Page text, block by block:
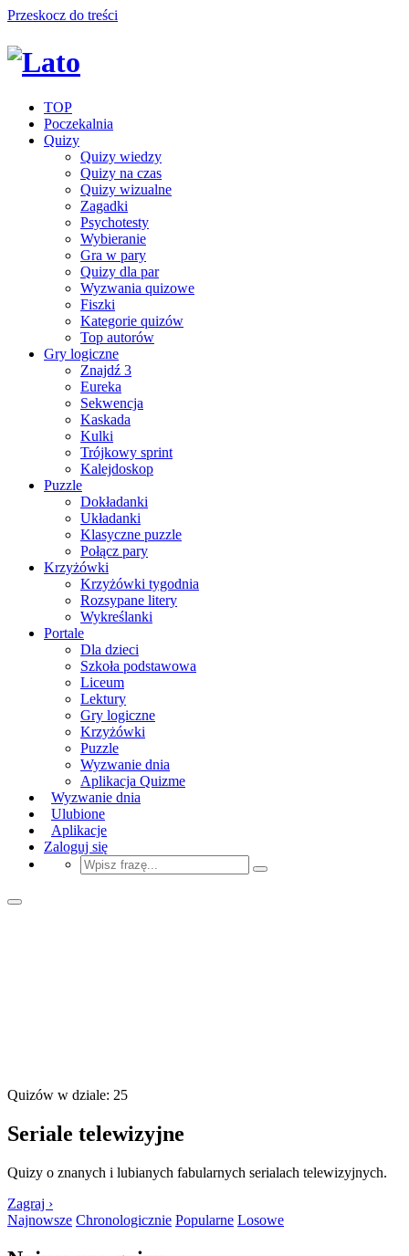
Przeskocz do treści
TOP
Poczekalnia
Quizy
Quizy wiedzy
Quizy na czas
Quizy wizualne
Zagadki
Psychotesty
Wybieranie
Gra w pary
Quizy dla par
Wyzwania quizowe
Fiszki
Kategorie quizów
Top autorów
Gry logiczne
Znajdź 3
Eureka
Sekwencja
Kaskada
Kulki
Trójkowy sprint
Kalejdoskop
Puzzle
Dokładanki
Układanki
Klasyczne puzzle
Połącz pary
Krzyżówki
Krzyżówki tygodnia
Rozsypane litery
Wykreślanki
Portale
Dla dzieci
Szkoła podstawowa
Liceum
Lektury
Gry logiczne
Krzyżówki
Puzzle
Wyzwanie dnia
Aplikacja Quizme
Wyzwanie dnia
Ulubione
Aplikacje
Zaloguj się
Quizów w dziale: 25
Seriale telewizyjne
Quizy o znanych i lubianych fabularnych serialach telewizyjnych.
Zagraj ›
Najnowsze Chronologicznie Popularne Losowe